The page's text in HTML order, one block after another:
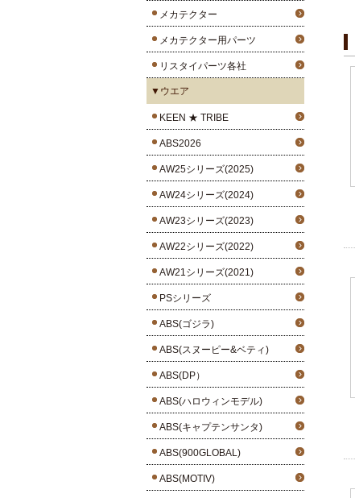
メカテクター
メカテクター用パーツ
リスタイパーツ各社
▼ウエア
KEEN ★ TRIBE
ABS2026
AW25シリーズ(2025)
AW24シリーズ(2024)
AW23シリーズ(2023)
AW22シリーズ(2022)
AW21シリーズ(2021)
PSシリーズ
ABS(ゴジラ)
ABS(スヌーピー&ベティ)
ABS(DP）
ABS(ハロウィンモデル)
ABS(キャプテンサンタ)
ABS(900GLOBAL)
ABS(MOTIV)